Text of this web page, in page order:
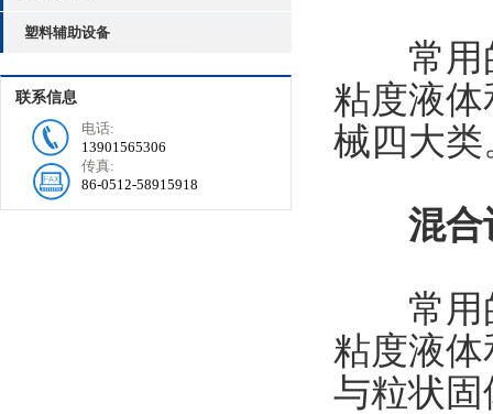
塑料辅助设备
联系信息
电话:
13901565306
传真:
86-0512-58915918
常用的
粘度液
械四大类
混合
常用的
粘度液
与粒状